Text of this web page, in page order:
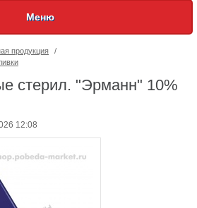
Меню
продукция
/
стерил. "Эрманн" 10%
12:08